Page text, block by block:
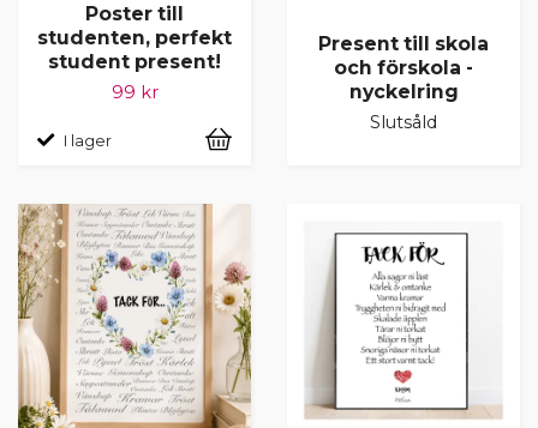
Poster till
studenten, perfekt
student present!
99 kr
I lager
Present till skola
och förskola -
nyckelring
Slutsåld